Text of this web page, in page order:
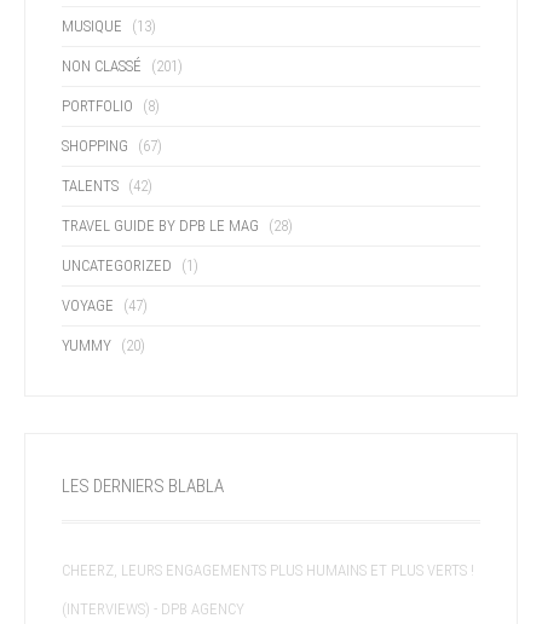
MUSIQUE (13)
NON CLASSÉ (201)
PORTFOLIO (8)
SHOPPING (67)
TALENTS (42)
TRAVEL GUIDE BY DPB LE MAG (28)
UNCATEGORIZED (1)
VOYAGE (47)
YUMMY (20)
LES DERNIERS BLABLA
CHEERZ, LEURS ENGAGEMENTS PLUS HUMAINS ET PLUS VERTS !
(INTERVIEWS) - DPB AGENCY